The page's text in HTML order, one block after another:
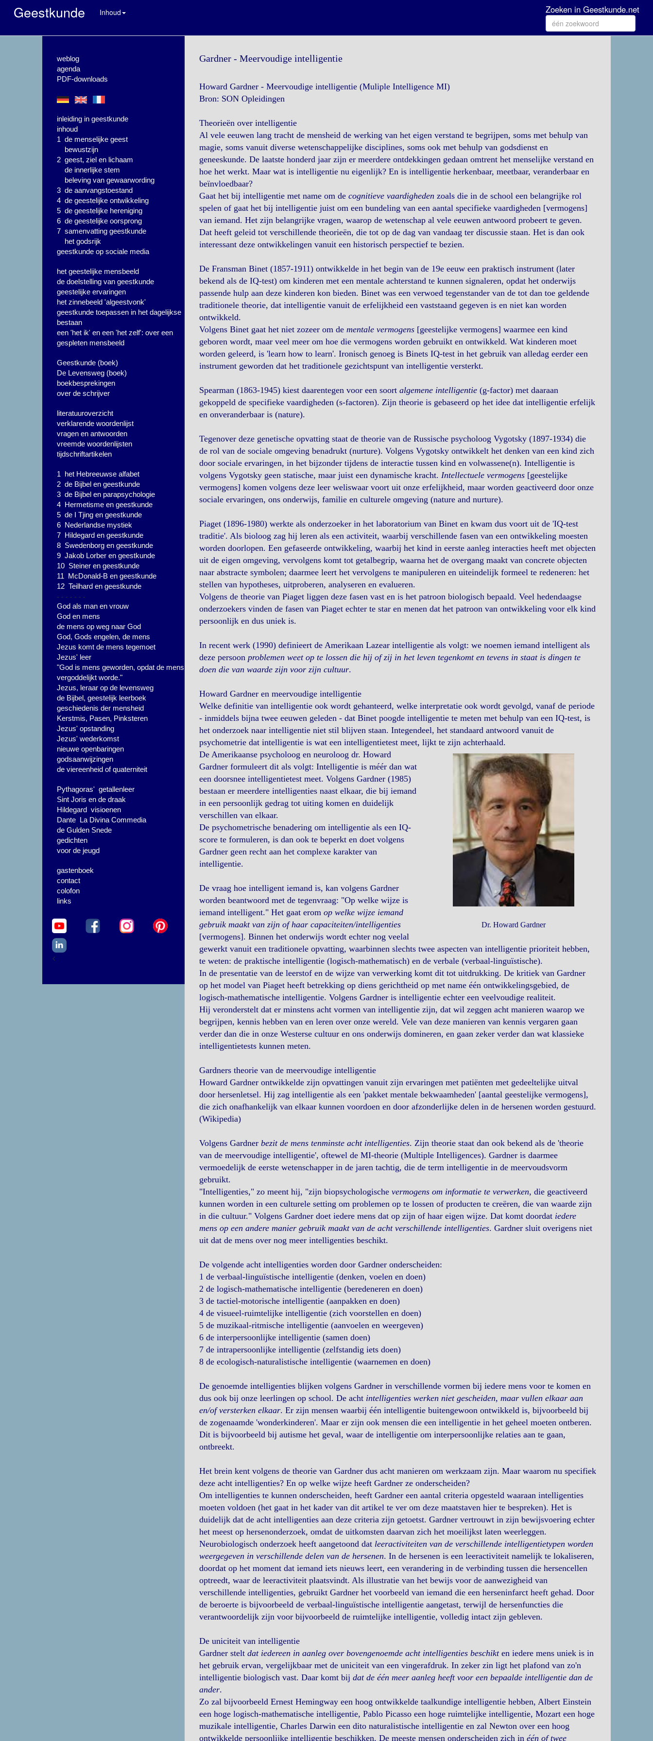
Geestkunde Inhoud Zoeken in Geestkunde.net
weblog
agenda
PDF-downloads
inleiding in geestkunde
inhoud
1 de menselijke geest
bewustzijn
2 geest, ziel en lichaam
de innerlijke stem
beleving van gewaarwording
3 de aanvangstoestand
4 de geestelijke ontwikkeling
5 de geestelijke hereniging
6 de geestelijke oorsprong
7 samenvatting geestkunde
het godsrijk
geestkunde op sociale media
het geestelijke mensbeeld
de doelstelling van geestkunde
geestelijke ervaringen
het zinnebeeld 'algeestvonk'
geestkunde toepassen in het dagelijkse
bestaan
een 'het ik' en een 'het zelf': over een
gespleten mensbeeld
Geestkunde (boek)
De Levensweg (boek)
boekbesprekingen
over de schrijver
literatuuroverzicht
verklarende woordenlijst
vragen en antwoorden
vreemde woordenlijsten
tijdschriftartikelen
1 het Hebreeuwse alfabet
2 de Bijbel en geestkunde
3 de Bijbel en parapsychologie
4 Hermetisme en geestkunde
5 de I Tjing en geestkunde
6 Nederlandse mystiek
7 Hildegard en geestkunde
8 Swedenborg en geestkunde
9 Jakob Lorber en geestkunde
10 Steiner en geestkunde
11 McDonald-B en geestkunde
12 Teilhard en geestkunde
- - - - - - -
God als man en vrouw
God en mens
de mens op weg naar God
God, Gods engelen, de mens
Jezus komt de mens tegemoet
Jezus' leer
"God is mens geworden, opdat de mens
vergoddelijkt worde."
Jezus, leraar op de levensweg
de Bijbel, geestelijk leerboek
geschiedenis der mensheid
Kerstmis, Pasen, Pinksteren
Jezus' opstanding
Jezus' wederkomst
nieuwe openbaringen
godsaanwijzingen
de viereenheid of quaterniteit
Pythagoras' getallenleer
Sint Joris en de draak
Hildegard visioenen
Dante La Divina Commedia
de Gulden Snede
gedichten
voor de jeugd
gastenboek
contact
colofon
links
<
Gardner - Meervoudige intelligentie
Howard Gardner - Meervoudige intelligentie (Muliple Intelligence MI)
Bron: SON Opleidingen
Theorieën over intelligentie
Al vele eeuwen lang tracht de mensheid de werking van het eigen verstand te begrijpen, soms met behulp van
magie, soms vanuit diverse wetenschappelijke disciplines, soms ook met behulp van godsdienst en
geneeskunde. De laatste honderd jaar zijn er meerdere ontdekkingen gedaan omtrent het menselijke verstand en
hoe het werkt. Maar wat is intelligentie nu eigenlijk? En is intelligentie herkenbaar, meetbaar, veranderbaar en
beïnvloedbaar?
Gaat het bij intelligentie met name om de cognitieve vaardigheden zoals die in de school een belangrijke rol
spelen of gaat het bij intelligentie juist om een bundeling van een aantal specifieke vaardigheden [vermogens]
van iemand. Het zijn belangrijke vragen, waarop de wetenschap al vele eeuwen antwoord probeert te geven.
Dat heeft geleid tot verschillende theorieën, die tot op de dag van vandaag ter discussie staan. Het is dan ook
interessant deze ontwikkelingen vanuit een historisch perspectief te bezien.
De Fransman Binet (1857-1911) ontwikkelde in het begin van de 19e eeuw een praktisch instrument (later
bekend als de IQ-test) om kinderen met een mentale achterstand te kunnen signaleren, opdat het onderwijs
passende hulp aan deze kinderen kon bieden. Binet was een verwoed tegenstander van de tot dan toe geldende
traditionele theorie, dat intelligentie vanuit de erfelijkheid een vaststaand gegeven is en niet kan worden
ontwikkeld.
Volgens Binet gaat het niet zozeer om de mentale vermogens[geestelijke vermogens] waarmee een kind
geboren wordt, maar veel meer om hoe die vermogens worden gebruikt en ontwikkeld. Wat kinderen moet
worden geleerd, is 'learn how to learn'. Ironisch genoeg is Binets IQ-test in het gebruik van alledag eerder een
instrument geworden dat het traditionele gezichtspunt van intelligentie versterkt.
Spearman (1863-1945) kiest daarentegen voor een soort algemene intelligentie(g-factor) met daaraan
gekoppeld de specifieke vaardigheden (s-factoren). Zijn theorie is gebaseerd op het idee dat intelligentie erfelijk
en onveranderbaar is (nature).
Tegenover deze genetische opvatting staat de theorie van de Russische psycholoog Vygotsky (1897-1934) die
de rol van de sociale omgeving benadrukt (nurture). Volgens Vygotsky ontwikkelt het denken van een kind zich
door sociale ervaringen, in het bijzonder tijdens de interactie tussen kind en volwassene(n). Intelligentie is
volgens Vygotsky geen statische, maar juist een dynamische kracht. Intellectuele vermogens[geestelijke
vermogens] komen volgens deze leer weliswaar voort uit onze erfelijkheid, maar worden geactiveerd door onze
sociale ervaringen, ons onderwijs, familie en culturele omgeving (nature and nurture).
Piaget (1896-1980) werkte als onderzoeker in het laboratorium van Binet en kwam dus voort uit de 'IQ-test
traditie'. Als bioloog zag hij leren als een activiteit, waarbij verschillende fasen van een ontwikkeling moesten
worden doorlopen. Een gefaseerde ontwikkeling, waarbij het kind in eerste aanleg interacties heeft met objecten
uit de eigen omgeving, vervolgens komt tot getalbegrip, waarna het de overgang maakt van concrete objecten
naar abstracte symbolen; daarmee leert het vervolgens te manipuleren en uiteindelijk formeel te redeneren: het
stellen van hypotheses, uitproberen, analyseren en evalueren.
Volgens de theorie van Piaget liggen deze fasen vast en is het patroon biologisch bepaald. Veel hedendaagse
onderzoekers vinden de fasen van Piaget echter te star en menen dat het patroon van ontwikkeling voor elk kind
persoonlijk en dus uniek is.
In recent werk (1990) definieert de Amerikaan Lazear intelligentie als volgt: we noemen iemand intelligent als
deze persoon problemen weet op te lossen die hij of zij in het leven tegenkomt en tevens in staat is dingen te
doen die van waarde zijn voor zijn cultuur.
Howard Gardner en meervoudige intelligentie
Welke definitie van intelligentie ook wordt gehanteerd, welke interpretatie ook wordt gevolgd, vanaf de periode
- inmiddels bijna twee eeuwen geleden - dat Binet poogde intelligentie te meten met behulp van een IQ-test, is
het onderzoek naar intelligentie niet stil blijven staan. Integendeel, het standaard antwoord vanuit de
psychometrie dat intelligentie is wat een intelligentietest meet, lijkt te zijn achterhaald.
Dr. Howard Gardner
De Amerikaanse psycholoog en neuroloog dr. Howard
Gardner formuleert dit als volgt: Intelligentie is méér dan wat
een doorsnee intelligentietest meet. Volgens Gardner (1985)
bestaan er meerdere intelligenties naast elkaar, die bij iemand
in een persoonlijk gedrag tot uiting komen en duidelijk
verschillen van elkaar.
De psychometrische benadering om intelligentie als een IQ-
score te formuleren, is dan ook te beperkt en doet volgens
Gardner geen recht aan het complexe karakter van
intelligentie.
De vraag hoe intelligent iemand is, kan volgens Gardner
worden beantwoord met de tegenvraag: "Op welke wijze is
iemand intelligent." Het gaat erom op welke wijze iemand
gebruik maakt van zijn of haar capaciteiten/intelligenties
[vermogens]. Binnen het onderwijs wordt echter nog veelal
gewerkt vanuit een traditionele opvatting, waarbinnen slechts twee aspecten van intelligentie prioriteit hebben,
te weten: de praktische intelligentie (logisch-mathematisch) en de verbale (verbaal-linguïstische).
In de presentatie van de leerstof en de wijze van verwerking komt dit tot uitdrukking. De kritiek van Gardner
op het model van Piaget heeft betrekking op diens gerichtheid op met name één ontwikkelingsgebied, de
logisch-mathematische intelligentie. Volgens Gardner is intelligentie echter een veelvoudige realiteit.
Hij veronderstelt dat er minstens acht vormen van intelligentie zijn, dat wil zeggen acht manieren waarop we
begrijpen, kennis hebben van en leren over onze wereld. Vele van deze manieren van kennis vergaren gaan
verder dan die in onze Westerse cultuur en ons onderwijs domineren, en gaan zeker verder dan wat klassieke
intelligentietests kunnen meten.
Gardners theorie van de meervoudige intelligentie
Howard Gardner ontwikkelde zijn opvattingen vanuit zijn ervaringen met patiënten met gedeeltelijke uitval
door hersenletsel. Hij zag intelligentie als een 'pakket mentale bekwaamheden' [aantal geestelijke vermogens],
die zich onafhankelijk van elkaar kunnen voordoen en door afzonderlijke delen in de hersenen worden gestuurd.
(Wikipedia)
Volgens Gardner bezit de mens tenminste acht intelligenties. Zijn theorie staat dan ook bekend als de 'theorie
van de meervoudige intelligentie', oftewel de MI-theorie (Multiple Intelligences). Gardner is daarmee
vermoedelijk de eerste wetenschapper in de jaren tachtig, die de term intelligentie in de meervoudsvorm
gebruikt.
"Intelligenties," zo meent hij, "zijn biopsychologische vermogens om informatie te verwerken, die geactiveerd
kunnen worden in een culturele setting om problemen op te lossen of producten te creëren, die van waarde zijn
in die cultuur." Volgens Gardner doet iedere mens dat op zijn of haar eigen wijze. Dat komt doordat iedere
mens op een andere manier gebruik maakt van de acht verschillende intelligenties. Gardner sluit overigens niet
uit dat de mens over nog meer intelligenties beschikt.
De volgende acht intelligenties worden door Gardner onderscheiden:
1 de verbaal-linguïstische intelligentie (denken, voelen en doen)
2 de logisch-mathematische intelligentie (beredeneren en doen)
3 de tactiel-motorische intelligentie (aanpakken en doen)
4 de visueel-ruimtelijke intelligentie (zich voorstellen en doen)
5 de muzikaal-ritmische intelligentie (aanvoelen en weergeven)
6 de interpersoonlijke intelligentie (samen doen)
7 de intrapersoonlijke intelligentie (zelfstandig iets doen)
8 de ecologisch-naturalistische intelligentie (waarnemen en doen)
De genoemde intelligenties blijken volgens Gardner in verschillende vormen bij iedere mens voor te komen en
dus ook bij onze leerlingen op school. De acht intelligenties werken niet gescheiden, maar vullen elkaar aan
en/of versterken elkaar. Er zijn mensen waarbij één intelligentie buitengewoon ontwikkeld is, bijvoorbeeld bij
de zogenaamde 'wonderkinderen'. Maar er zijn ook mensen die een intelligentie in het geheel moeten ontberen.
Dit is bijvoorbeeld bij autisme het geval, waar de intelligentie om interpersoonlijke relaties aan te gaan,
ontbreekt.
Het brein kent volgens de theorie van Gardner dus acht manieren om werkzaam zijn. Maar waarom nu specifiek
deze acht intelligenties? En op welke wijze heeft Gardner ze onderscheiden?
Om intelligenties te kunnen onderscheiden, heeft Gardner een aantal criteria opgesteld waaraan intelligenties
moeten voldoen (het gaat in het kader van dit artikel te ver om deze maatstaven hier te bespreken). Het is
duidelijk dat de acht intelligenties aan deze criteria zijn getoetst. Gardner vertrouwt in zijn bewijsvoering echter
het meest op hersenonderzoek, omdat de uitkomsten daarvan zich het moeilijkst laten weerleggen.
Neurobiologisch onderzoek heeft aangetoond dat leeractiviteiten van de verschillende intelligentietypen worden
weergegeven in verschillende delen van de hersenen. In de hersenen is een leeractiviteit namelijk te lokaliseren,
doordat op het moment dat iemand iets nieuws leert, een verandering in de verbinding tussen die hersencellen
optreedt, waar de leeractiviteit plaatsvindt. Als illustratie van het bewijs voor de aanwezigheid van
verschillende intelligenties, gebruikt Gardner het voorbeeld van iemand die een herseninfarct heeft gehad. Door
de beroerte is bijvoorbeeld de verbaal-linguïstische intelligentie aangetast, terwijl de hersenfuncties die
verantwoordelijk zijn voor bijvoorbeeld de ruimtelijke intelligentie, volledig intact zijn gebleven.
De uniciteit van intelligentie
Gardner stelt dat iedereen in aanleg over bovengenoemde acht intelligenties beschikten iedere mens uniek is in
het gebruik ervan, vergelijkbaar met de uniciteit van een vingerafdruk. In zeker zin ligt het plafond van zo'n
intelligentie biologisch vast. Daar komt bij dat de één meer aanleg heeft voor een bepaalde intelligentie dan de
ander.
Zo zal bijvoorbeeld Ernest Hemingway een hoog ontwikkelde taalkundige intelligentie hebben, Albert Einstein
een hoge logisch-mathematische intelligentie, Pablo Picasso een hoge ruimtelijke intelligentie, Mozart een hoge
muzikale intelligentie, Charles Darwin een dito naturalistische intelligentie en zal Newton over een hoog
ontwikkelde persoonlijke intelligentie beschikken. De meeste mensen onderscheiden zich in één of twee